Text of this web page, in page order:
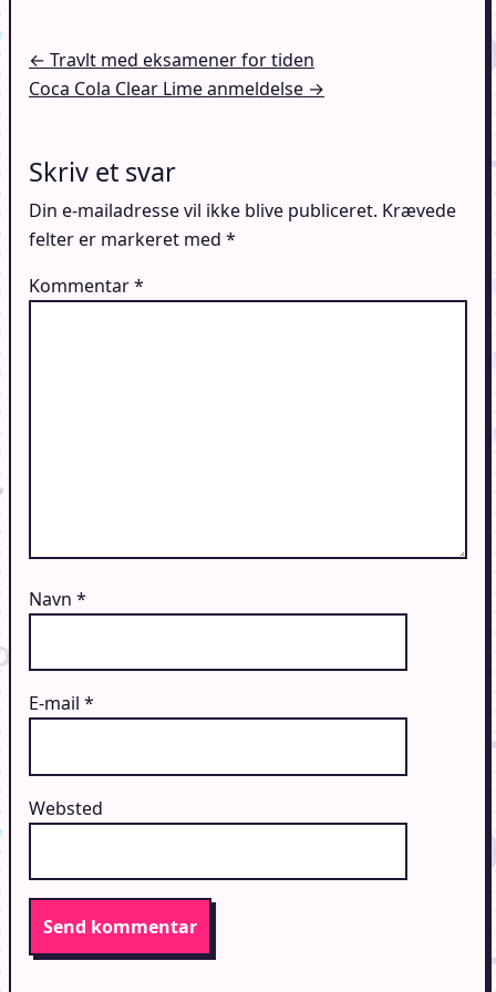
Indlægsnavigation
← Travlt med eksamener for tiden
Coca Cola Clear Lime anmeldelse →
Skriv et svar
Din e-mailadresse vil ikke blive publiceret. Krævede
felter er markeret med *
Kommentar*
Navn *
E-mail *
Websted